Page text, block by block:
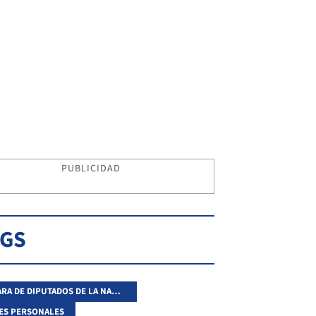
PUBLICIDAD
CÁMARA DE DIPUTADOS DE LA NACIÓN
PERSONALES